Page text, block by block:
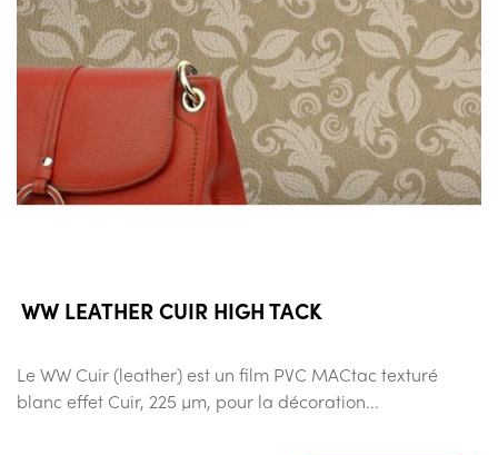
WW LEATHER CUIR HIGH TACK
Le WW Cuir (leather) est un film PVC MACtac texturé
blanc effet Cuir, 225 µm, pour la décoration...